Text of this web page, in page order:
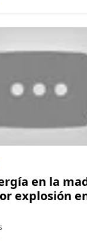
en la
explosión